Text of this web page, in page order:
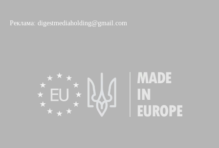
Реклама: digestmediaholding@gmail.com